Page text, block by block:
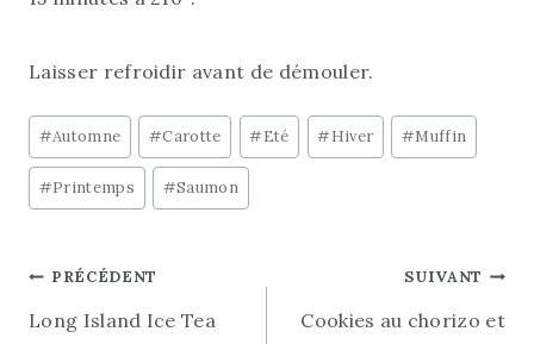
Laisser refroidir avant de démouler.
Post
Tags:
#Automne #Carotte #Eté #Hiver #Muffin
#Printemps #Saumon
Navigation
PRÉCÉDENT
Long Island Ice Tea
SUIVANT
Cookies au chorizo et